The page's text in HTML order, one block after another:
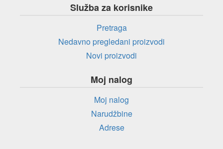
Služba za korisnike
Pretraga
Nedavno pregledani proizvodi
Novi proizvodi
Moj nalog
Moj nalog
Narudžbine
Adrese